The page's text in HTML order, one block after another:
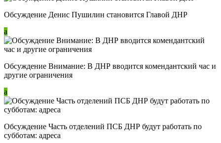
Обсуждение Денис Пушилин становится Главой ДНР
a
Обсуждение Внимание: В ДНР вводится комендантский час и
другие ограничения
a
Обсуждение Часть отделений ПСБ ДНР будут работать по
субботам: адреса